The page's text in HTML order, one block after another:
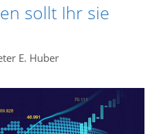
sollt Ihr sie
E. Huber